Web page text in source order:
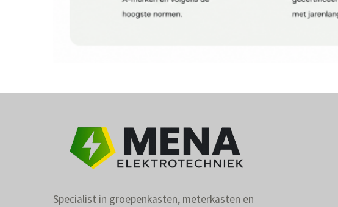
Specialist in groepenkasten, meterkasten en